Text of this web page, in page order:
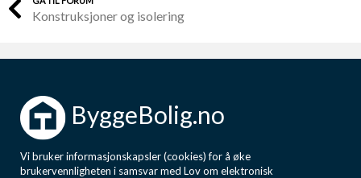
Konstruksjoner og isolering
ByggeBolig.no
Vi bruker informasjonskapsler (cookies) for å øke
brukervennligheten i samsvar med Lov om elektronisk